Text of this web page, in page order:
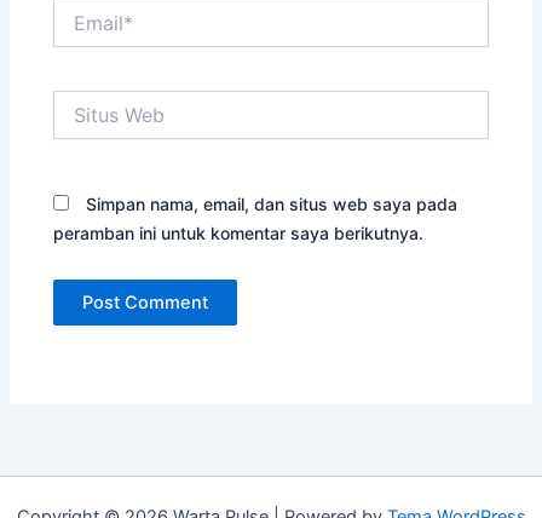
Web
Simpan nama, email, dan situs web saya pada
peramban ini untuk komentar saya berikutnya.